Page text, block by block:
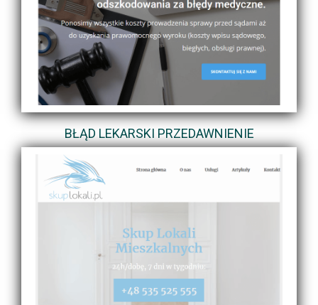
BŁĄD LEKARSKI PRZEDAWNIENIE